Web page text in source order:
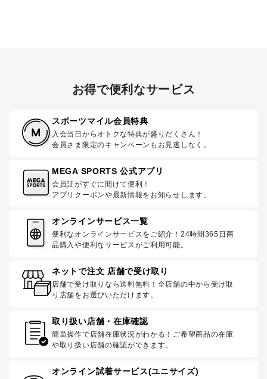
お得で便利なサービス
スポーツマイル会員特典
入会当日からオトクな特典が盛りだくさん！
会員さま限定のキャンペーンもお見逃しなく。
MEGA SPORTS 公式アプリ
会員証がすぐに開けて便利！
アプリクーポンや最新情報をお知らせします。
オンラインサービス一覧
便利なオンラインサービスをご紹介！24時間365日商
品購入や便利なサービスがご利用可能。
ネットで注文 店舗で受け取り
店舗で受け取りなら送料無料！全店舗の中から受け取
り店舗をお選びいただけます。
取り扱い店舗・在庫確認
簡単操作で店舗在庫状況がわかる！ご希望商品の在庫
や取り扱い店舗の確認ができます。
オンライン試着サービス(ユニサイズ)